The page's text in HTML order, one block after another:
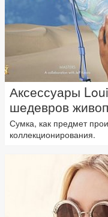
Аксессуары
шедевров
Сумка, как предмет
коллекционирования.